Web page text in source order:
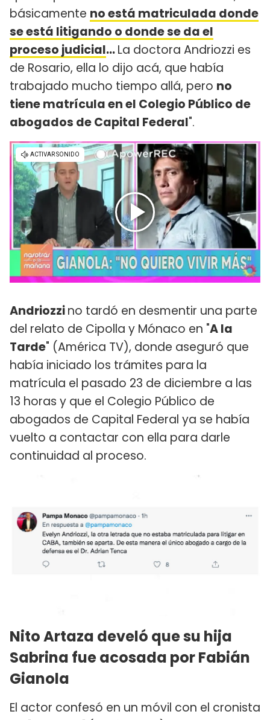
básicamente no está matriculada donde
se está litigando o donde se da el
proceso judicial...La doctora Andriozzi es
de Rosario, ella lo dijo acá, que había
trabajado mucho tiempo allá, pero no
tiene matrícula en el Colegio Público de
abogados de Capital Federal".
Andriozzino tardó en desmentir una parte
del relato de Cipolla y Mónaco en "A la
Tarde" (América TV), donde aseguró que
había iniciado los trámites para la
matrícula el pasado 23 de diciembre a las
13 horas y que el Colegio Público de
abogados de Capital Federal ya se había
vuelto a contactar con ella para darle
continuidad al proceso.
Nito Artaza develó que su hija
Sabrina fue acosada por Fabián
Gianola
El actor confesó en un móvil con el cronista